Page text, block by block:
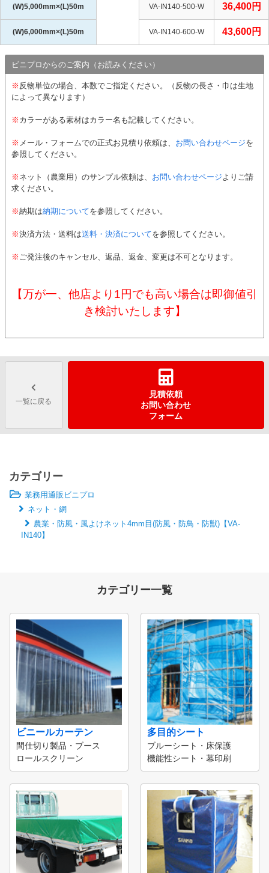
(W)5,000mm×(L)50m VA-IN140-500-W 36,400円
(W)6,000mm×(L)50m VA-IN140-600-W 43,600円
ビニプロからのご案内（お読みください）
※ 反物単位の場合、本数でご指定ください。（反物の長さ・巾は生地
によって異なります）
※ カラーがある素材はカラー名も記載してください。
※ メール・フォームでの正式お見積り依頼は、 お問い合わせページを
参照してください。
※ ネット（農業用）のサンプル依頼は、 お問い合わせページ よりご請
求ください。
※納期は納期についてを参照してください。
※決済方法・送料は送料・決済についてを参照してください。
※ ご発注後のキャンセル、返品、返金、変更は不可となります。
【万が一、他店より1円でも高い場合は即御値引
き検討いたします】
一覧に戻る
見積依頼
お問い合わせ
フォーム
カテゴリー
業務用通販ビニプロ
ネット・網
農業・防風・風よけネット4mm目(防風・防鳥・防獣)【VA-
IN140】
カテゴリー一覧
ビニールカーテン
間仕切り製品・ブース
ロールスクリーン
多目的シート
ブルーシート・床保護
機能性シート・幕印刷